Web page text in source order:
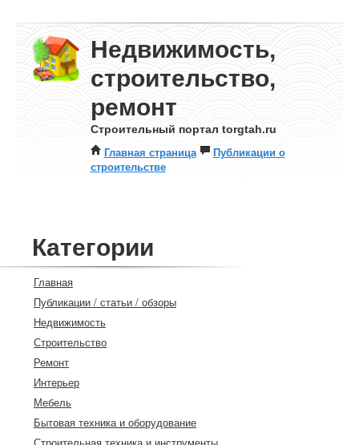
Недвижимость,
строительство,
ремонт
Строительный портал torgtah.ru
Главная страница
Публикации о
строительстве
Категории
Главная
Публикации / статьи / обзоры
Недвижимость
Строительство
Ремонт
Интерьер
Мебель
Бытовая техника и оборудование